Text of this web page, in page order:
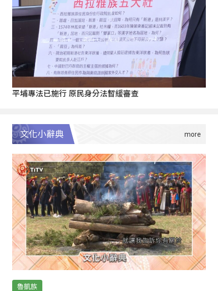
平埔專法已施行 原民身分法暫緩審查
文化小辭典
魯凱族